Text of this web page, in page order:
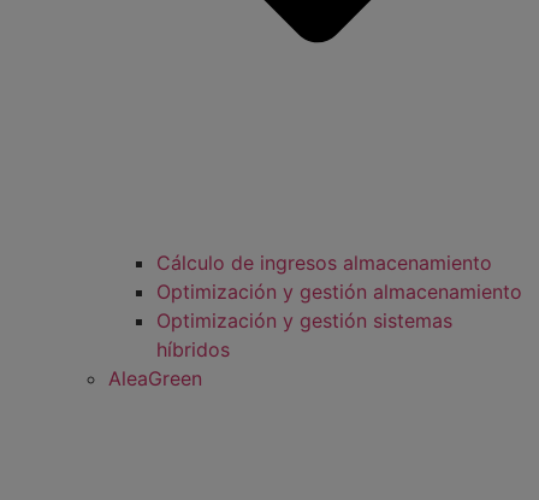
Cálculo de ingresos almacenamiento
Optimización y gestión almacenamiento
Optimización y gestión sistemas
híbridos
AleaGreen